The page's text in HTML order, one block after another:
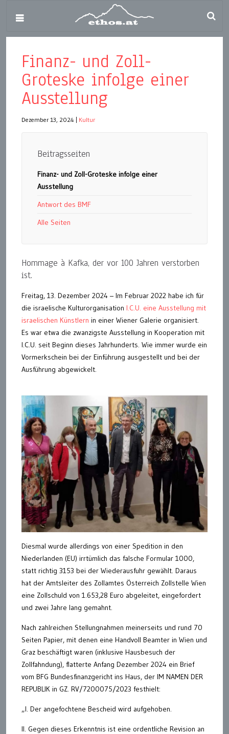
Finanz- und Zoll-
Groteske infolge einer
Ausstellung
Dezember 13, 2024 Kultur
Beitragsseiten
Finanz- und Zoll-Groteske infolge einer
Ausstellung
Antwort des BMF
Alle Seiten
Hommage à Kafka, der vor 100 Jahren verstorben
ist.
Freitag, 13. Dezember 2024 – Im Februar 2022 habe ich für
die israelische Kulturorganisation I.C.U. eine Ausstellung mit
israelischen Künstlern in einer Wiener Galerie organisiert.
Es war etwa die zwanzigste Ausstellung in Kooperation mit
I.C.U. seit Beginn dieses Jahrhunderts. Wie immer wurde ein
Vormerkschein bei der Einführung ausgestellt und bei der
Ausführung abgewickelt.
Diesmal wurde allerdings von einer Spedition in den
Niederlanden (EU) irrtümlich das falsche Formular 1000,
statt richtig 3153 bei der Wiederausfuhr gewählt. Daraus
hat der Amtsleiter des Zollamtes Österreich Zollstelle Wien
eine Zollschuld von 1.653,28 Euro abgeleitet, eingefordert
und zwei Jahre lang gemahnt.
Nach zahlreichen Stellungnahmen meinerseits und rund 70
Seiten Papier, mit denen eine Handvoll Beamter in Wien und
Graz beschäftigt waren (inklusive Hausbesuch der
Zollfahndung), flatterte Anfang Dezember 2024 ein Brief
vom BFG Bundesfinanzgericht ins Haus, der IM NAMEN DER
REPUBLIK in GZ. RV/7200075/2023 festhielt:
„I. Der angefochtene Bescheid wird aufgehoben.
II. Gegen dieses Erkenntnis ist eine ordentliche Revision an